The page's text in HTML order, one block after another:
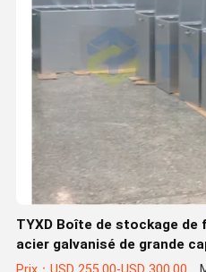
TYXD Boîte de stockage de
acier galvanisé de grande